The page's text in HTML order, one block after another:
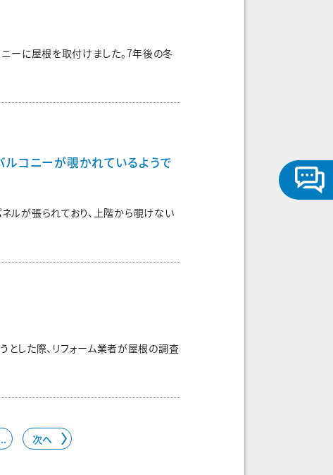
ーに屋根を取付けました。7年後の冬
コニーが覗かれているようで
ルが張られており、上階から覗けない
した際、リフォーム業者が屋根の調査
次へ